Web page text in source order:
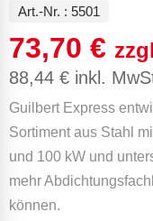
Art.-Nr. : 5501
73,70 €
88,44 € inkl.
Guilbert Express
Sortiment aus Stahl
und 100 kW und
mehr
können.